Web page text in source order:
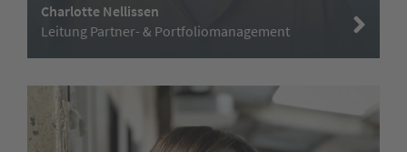
Charlotte Nellissen
Leitung Partner- & Portfoliomanagement